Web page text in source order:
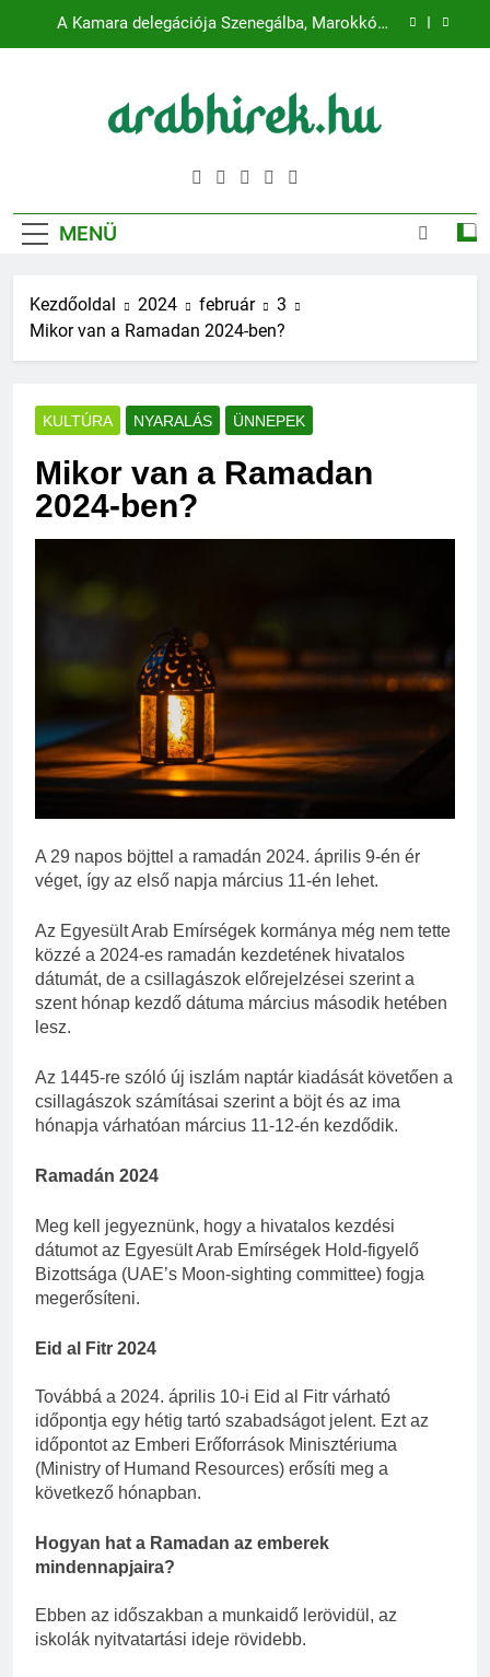
A Kamara delegációja Szenegálba, Marokkóba
Emaar: Dubai ikonikus fejlesztője
Több mint 80 globális vezető beszél az intelligens
gazdaságok jövőjéről
A Kamara delegációja Szenegálba, Marokkóba
Emaar: Dubai ikonikus fejlesztője
ARABHIREK.HU
magyarul!
MENÜ
Kezdőoldal 2024 február
3
Mikor van a Ramadan 2024-ben?
KULTÚRA NYARALÁS ÜNNEPEK
Mikor van a Ramadan
2024-ben?
A 29 napos böjttel a ramadán 2024. április 9-én ér
véget, így az első napja március 11-én lehet.
Az Egyesült Arab Emírségek kormánya még nem tette
közzé a 2024-es ramadán kezdetének hivatalos
dátumát, de a csillagászok előrejelzései szerint a
szent hónap kezdő dátuma március második hetében
lesz.
Az 1445-re szóló új iszlám naptár kiadását követően a
csillagászok számításai szerint a böjt és az ima
hónapja várhatóan március 11-12-én kezdődik.
Ramadán 2024
Meg kell jegyeznünk, hogy a hivatalos kezdési
dátumot az Egyesült Arab Emírségek Hold-figyelő
Bizottsága (UAE’s Moon-sighting committee) fogja
megerősíteni.
Eid al Fitr 2024
Továbbá a 2024. április 10-i Eid al Fitr várható
időpontja egy hétig tartó szabadságot jelent. Ezt az
időpontot az Emberi Erőforrások Minisztériuma
(Ministry of Humand Resources) erősíti meg a
következő hónapban.
Hogyan hat a Ramadan az emberek
mindennapjaira?
Ebben az időszakban a munkaidő lerövidül, az
iskolák nyitvatartási ideje rövidebb.